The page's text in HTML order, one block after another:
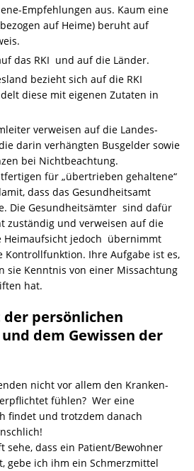
Empfehlungen aus. Kaum eine
auf Heime) beruht auf
das RKI und auf die Länder.
bezieht sich auf die RKI
diese mit eigenen Zutaten in
verweisen auf die Landes-
darin verhängten Busgelder sowie
bei Nichtbeachtung.
für „übertrieben gehaltene“
dass das Gesundheitsamt
Die Gesundheitsämter sind dafür
zuständig und verweisen auf die
Heimaufsicht jedoch übernimmt
Kontrollfunktion. Ihre Aufgabe ist es,
sie Kenntnis von einer Missachtung
hat.
persönlichen
dem Gewissen der
nicht vor allem den Kranken-
fühlen? Wer eine
findet und trotzdem danach
sehe, dass ein Patient/Bewohner
gebe ich ihm ein Schmerzmittel